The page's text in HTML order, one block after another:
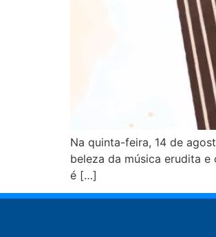
Na quinta-feira, 14 de
beleza da música erudita
é […]